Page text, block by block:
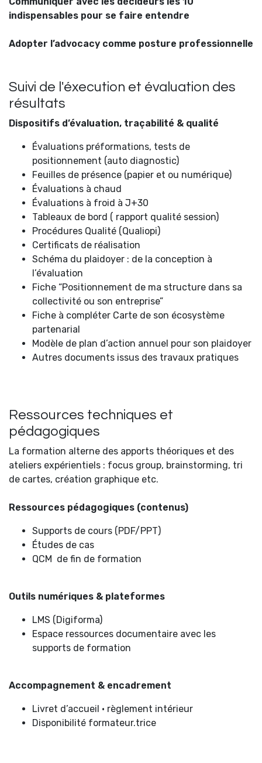
indispensables pour se faire entendre
Adopter l’advocacy comme posture professionnelle
Suivi de l'éxecution et évaluation des
résultats
Dispositifs d’évaluation, traçabilité & qualité
Évaluations préformations, tests de
positionnement (auto diagnostic)
Feuilles de présence (papier et ou numérique)
Évaluations à chaud
Évaluations à froid à J+30
Tableaux de bord ( rapport qualité session)
Procédures Qualité (Qualiopi)
Certificats de réalisation
Schéma du plaidoyer : de la conception à
l’évaluation
Fiche “Positionnement de ma structure dans sa
collectivité ou son entreprise”
Fiche à compléter Carte de son écosystème
partenarial
Modèle de plan d’action annuel pour son plaidoyer
Autres documents issus des travaux pratiques
Ressources techniques et
pédagogiques
La formation alterne des apports théoriques et des
ateliers expérientiels : focus group, brainstorming, tri
de cartes, création graphique etc.
Ressources pédagogiques (contenus)
Supports de cours (PDF/PPT)
Études de cas
QCM de fin de formation
Outils numériques & plateformes
LMS (Digiforma)
Espace ressources documentaire avec les
supports de formation
Accompagnement & encadrement
Livret d’accueil • règlement intérieur
Disponibilité formateur.trice